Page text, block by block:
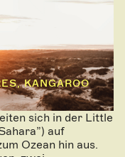
KANGAROO
sich in der Little
auf
Ozean hin aus.